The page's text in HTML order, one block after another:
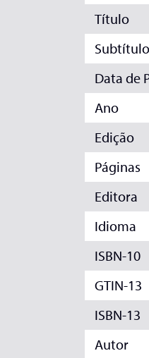
Título
Subtítulo
Data de
Ano
Edição
Páginas
Editora
Idioma
ISBN-10
GTIN-13
ISBN-13
Autor